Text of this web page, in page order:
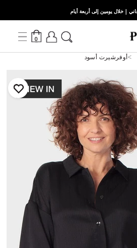
| خلال يومين إلى أربعة أيام
0
أوفرشيرت أسود